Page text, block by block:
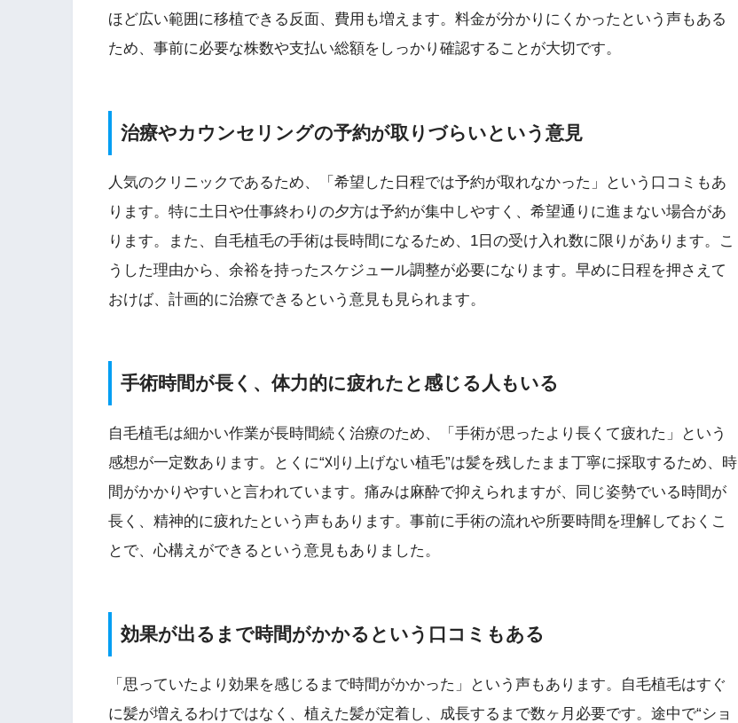
ほど広い範囲に移植できる反面、費用も増えます。料金が分かりにくかったという声もある
ため、事前に必要な株数や支払い総額をしっかり確認することが大切です。
治療やカウンセリングの予約が取りづらいという意見
人気のクリニックであるため、「希望した日程では予約が取れなかった」という口コミもあ
ります。特に土日や仕事終わりの夕方は予約が集中しやすく、希望通りに進まない場合があ
ります。また、自毛植毛の手術は長時間になるため、1日の受け入れ数に限りがあります。こ
うした理由から、余裕を持ったスケジュール調整が必要になります。早めに日程を押さえて
おけば、計画的に治療できるという意見も見られます。
手術時間が長く、体力的に疲れたと感じる人もいる
自毛植毛は細かい作業が長時間続く治療のため、「手術が思ったより長くて疲れた」という
感想が一定数あります。とくに“刈り上げない植毛”は髪を残したまま丁寧に採取するため、時
間がかかりやすいと言われています。痛みは麻酔で抑えられますが、同じ姿勢でいる時間が
長く、精神的に疲れたという声もあります。事前に手術の流れや所要時間を理解しておくこ
とで、心構えができるという意見もありました。
効果が出るまで時間がかかるという口コミもある
「思っていたより効果を感じるまで時間がかかった」という声もあります。自毛植毛はすぐ
に髪が増えるわけではなく、植えた髪が定着し、成長するまで数ヶ月必要です。途中で“ショ